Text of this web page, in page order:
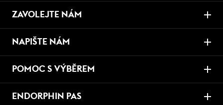
ZAVOLEJTE NÁM
NAPIŠTE NÁM
POMOC S VÝBĚREM
ENDORPHIN PAS